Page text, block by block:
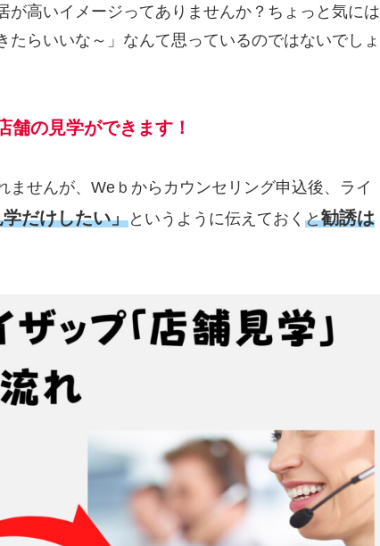
が高いイメージってありませんか？ちょっと気には
らいいな～」なんて思っているのではないでしょ
舗の見学ができます！
ませんが、Weｂからカウンセリング申込後、ライ
だけしたい」というように伝えておく と勧誘は